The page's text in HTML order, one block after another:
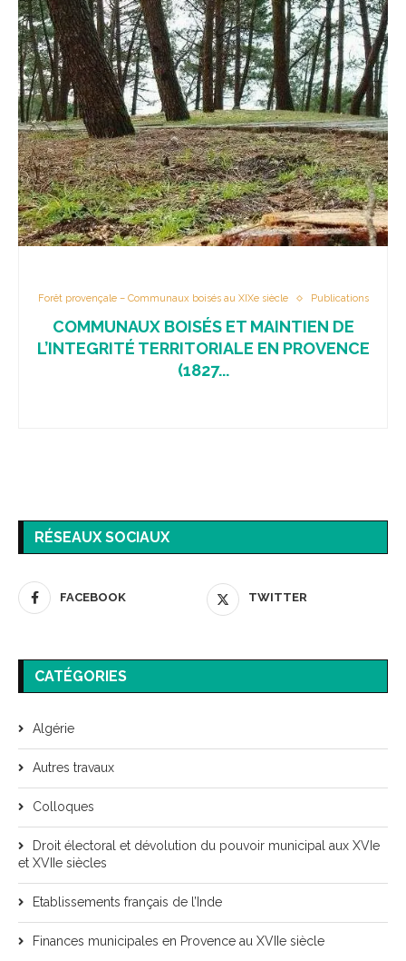
Forêt provençale – Communaux boisés au XIXe siècle Publications
COMMUNAUX BOISÉS ET MAINTIEN DE
L’INTEGRITÉ TERRITORIALE EN PROVENCE
(1827...
RÉSEAUX SOCIAUX
FACEBOOK TWITTER
CATÉGORIES
Algérie
Autres travaux
Colloques
Droit électoral et dévolution du pouvoir municipal aux XVIe
et XVIIe siècles
Etablissements français de l’Inde
Finances municipales en Provence au XVIIe siècle